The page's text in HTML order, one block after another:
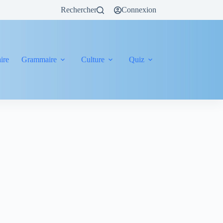
Rechercher Connexion
Grammaire Culture Quiz